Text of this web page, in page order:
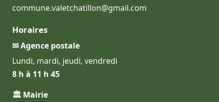
commune.valetchatillon@gmail.com
Horaires
✉ Agence postale
Lundi, mardi, jeudi, vendredi
8 h à 11 h 45
🏛 Mairie